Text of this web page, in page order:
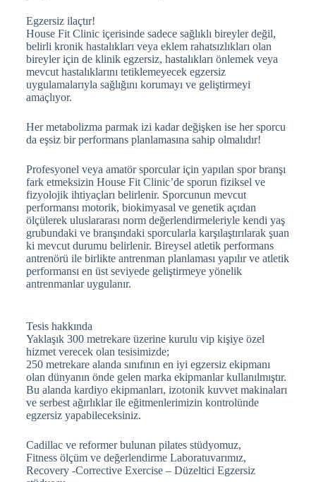
Egzersiz ilaçtır!
House Fit Clinic içerisinde sadece sağlıklı bireyler değil,
belirli kronik hastalıkları veya eklem rahatsızlıkları olan
bireyler için de klinik egzersiz, hastalıkları önlemek veya
mevcut hastalıklarını tetiklemeyecek egzersiz
uygulamalarıyla sağlığını korumayı ve geliştirmeyi
amaçlıyor.
Her metabolizma parmak izi kadar değişken ise her sporcu
da eşsiz bir performans planlamasına sahip olmalıdır!
Profesyonel veya amatör sporcular için yapılan spor branşı
fark etmeksizin House Fit Clinic’de sporun fiziksel ve
fizyolojik ihtiyaçları belirlenir. Sporcunun mevcut
performansı motorik, biokimyasal ve genetik açıdan
ölçülerek uluslararası norm değerlendirmeleriyle kendi yaş
grubundaki ve branşındaki sporcularla karşılaştırılarak şuan
ki mevcut durumu belirlenir. Bireysel atletik performans
antrenörü ile birlikte antrenman planlaması yapılır ve atletik
performansı en üst seviyede geliştirmeye yönelik
antrenmanlar uygulanır.
Tesis hakkında
Yaklaşık 300 metrekare üzerine kurulu vip kişiye özel
hizmet verecek olan tesisimizde;
250 metrekare alanda sınıfının en iyi egzersiz ekipmanı
olan dünyanın önde gelen marka ekipmanlar kullanılmıştır.
Bu alanda kardiyo ekipmanları, izotonik kuvvet makinaları
ve serbest ağırlıklar ile eğitmenlerimizin kontrolünde
egzersiz yapabileceksiniz.
Cadillac ve reformer bulunan pilates stüdyomuz,
Fitness ölçüm ve değerlendirme Laboratuvarımız,
Recovery -Corrective Exercise – Düzeltici Egzersiz